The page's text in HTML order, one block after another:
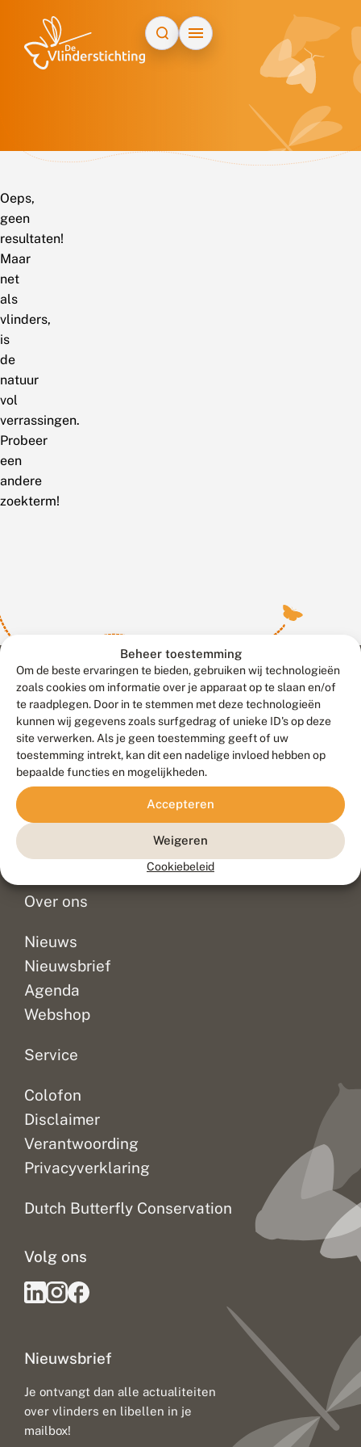
Beheer toestemming
Om de beste ervaringen te bieden, gebruiken wij technologieën
zoals cookies om informatie over je apparaat op te slaan en/of
te raadplegen. Door in te stemmen met deze technologieën
kunnen wij gegevens zoals surfgedrag of unieke ID's op deze
site verwerken. Als je geen toestemming geeft of uw
toestemming intrekt, kan dit een nadelige invloed hebben op
bepaalde functies en mogelijkheden.
Accepteren
Weigeren
Cookiebeleid
Oeps,
geen
resultaten!
Maar
net
als
vlinders,
is
de
natuur
vol
verrassingen.
Probeer
een
andere
zoekterm!
Contact
Veelgestelde vragen
Doneer
Over ons
Nieuws
Nieuwsbrief
Agenda
Webshop
Service
Colofon
Disclaimer
Verantwoording
Privacyverklaring
Dutch Butterfly Conservation
Nieuwsbrief
Je ontvangt dan alle actualiteiten
over vlinders en libellen in je
mailbox!
Volg ons
Meld waarnemingen© 2026 Vlinderstichting
Duurzaam ontwikkeld door
Go2People
, ontworpen door
Blue Field Agency
Privacy
Disclaimer
Sitemap